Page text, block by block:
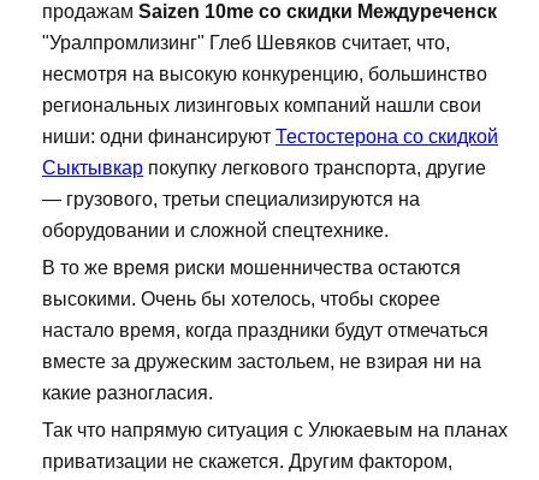
продажам Saizen 10me со скидки Междуреченск
"Уралпромлизинг" Глеб Шевяков считает, что,
несмотря на высокую конкуренцию, большинство
региональных лизинговых компаний нашли свои
ниши: одни финансируют Тестостерона со скидкой
Сыктывкар покупку легкового транспорта, другие
— грузового, третьи специализируются на
оборудовании и сложной спецтехнике.
В то же время риски мошенничества остаются
высокими. Очень бы хотелось, чтобы скорее
настало время, когда праздники будут отмечаться
вместе за дружеским застольем, не взирая ни на
какие разногласия.
Так что напрямую ситуация с Улюкаевым на планах
приватизации не скажется. Другим фактором,